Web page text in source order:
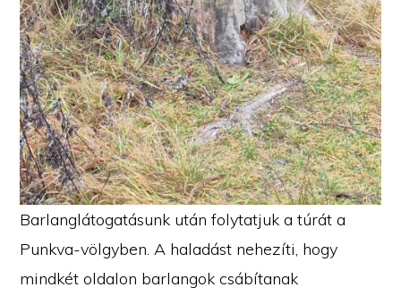
Barlanglátogatásunk után folytatjuk a túrát a
Punkva-völgyben. A haladást nehezíti, hogy
mindkét oldalon barlangok csábítanak